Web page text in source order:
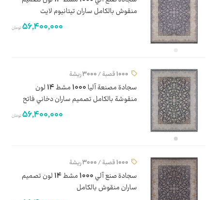
منقوش بالكامل ساران تيتانيوم لايت
56,400,000تومان
1000 قصبة / 3000 ريشة
سجادة مصنعة آليا 1000 مشط 14 لون
منقوشة بالكامل تصميم ساران دخاني فاتح
56,400,000تومان
1000 قصبة / 3000 ريشة
سجادة صنع آلي 1000 مشط 14 لون تصميم
ساران منقوش بالكامل